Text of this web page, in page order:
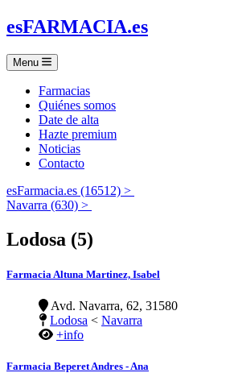
esFARMACIA.es
Menu
Farmacias
Quiénes somos
Date de alta
Hazte premium
Noticias
Contacto
esFarmacia.es (16512) >
Navarra (630) >
Lodosa (5)
Farmacia Altuna Martinez, Isabel
Avd. Navarra, 62, 31580
Lodosa < Navarra
+info
Farmacia Beperet Andres - Ana